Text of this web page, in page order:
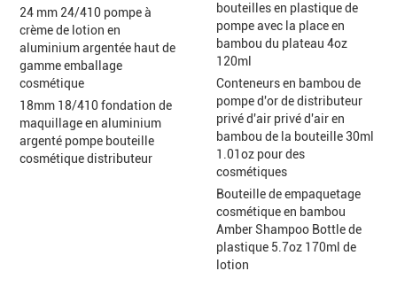
24 mm 24/410 pompe à
crème de lotion en
aluminium argentée haut de
gamme emballage
cosmétique
18mm 18/410 fondation de
maquillage en aluminium
argenté pompe bouteille
cosmétique distributeur
bouteilles en plastique de
pompe avec la place en
bambou du plateau 4oz
120ml
Conteneurs en bambou de
pompe d'or de distributeur
privé d'air privé d'air en
bambou de la bouteille 30ml
1.01oz pour des
cosmétiques
Bouteille de empaquetage
cosmétique en bambou
Amber Shampoo Bottle de
plastique 5.7oz 170ml de
lotion